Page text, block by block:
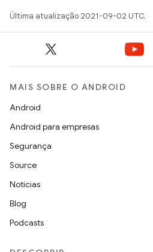
Última atualização 2021-09-02 UTC.
MAIS SOBRE O ANDROID
Android
Android para empresas
Segurança
Source
Notícias
Blog
Podcasts